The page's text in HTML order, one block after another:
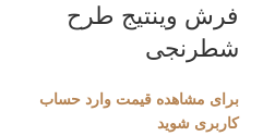
فرش وینتیج طرح
شطرنجی
برای مشاهده قیمت وارد حساب
کاربری شوید